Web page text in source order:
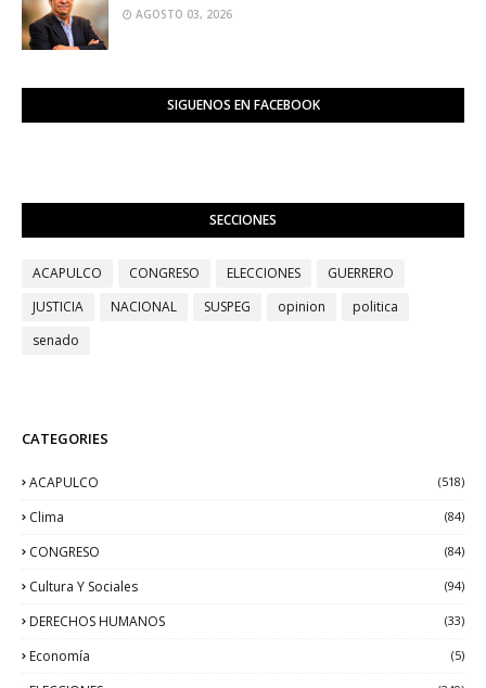
AGOSTO 03, 2026
SIGUENOS EN FACEBOOK
SECCIONES
ACAPULCO CONGRESO ELECCIONES
GUERRERO
JUSTICIA
NACIONAL SUSPEG opinion
politica
senado
CATEGORIES
ACAPULCO (518)
Clima (84)
CONGRESO (84)
Cultura Y Sociales (94)
DERECHOS HUMANOS (33)
Economía (5)